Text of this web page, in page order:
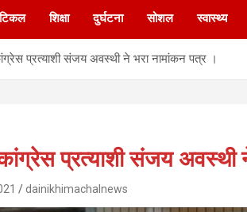
शिक्षा दुर्घटना सोशल स्वास्थ्य
प्रत्याशी संजय अवस्थी ने भरा नामांकन पत्र ।
प्रत्याशी संजय अवस्थी
dainikhimachalnews